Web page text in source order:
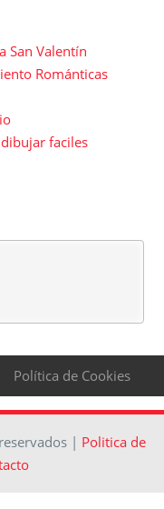
San Valentín
Románticas
faciles
Política de Cookies
| Politica de